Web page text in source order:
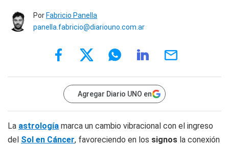
Por Fabricio Panella
panella.fabricio@diariouno.com.ar
Agregar Diario UNO en
La astrología marca un cambio vibracional con el ingreso
del Sol en Cáncer, favoreciendo en los signos la conexión